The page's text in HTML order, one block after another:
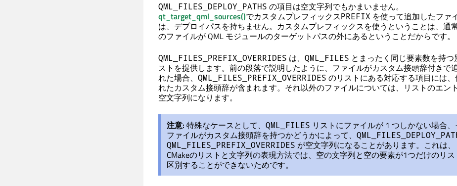
QML_FILES_DEPLOY_PATHS の項目は空文字列でもかまいません。
qt_target_qml_sources()でカスタムプレフィックスPREFIX を使って追加したファ
は、デプロイパスを持ちません。カスタムプレフィックスを使うということは、通
のファイルが QML モジュールのターゲットパスの外にあるということだからです。
QML_FILES_PREFIX_OVERRIDES は、 QML_FILES とまったく同じ要素数を持つ
ストを提供します。前の段落で説明したように、ファイルがカスタム接頭辞付きで
れた場合、 QML_FILES_PREFIX_OVERRIDES のリストにある対応する項目には、
れたカスタム接頭辞が含まれます。それ以外のファイルについては、リストのエン
空文字列になります。
注意: 特殊なケースとして、 QML_FILES リストにファイルが 1 つしかない場合
ファイルがカスタム接頭辞を持つかどうかによって、
QML_FILES_PREFIX_OVERRIDES が空文字列になることがあります。これは、
CMakeのリストと文字列の表現方法では、空の文字列と空の要素が1つだけのリス
区別することができないためです。